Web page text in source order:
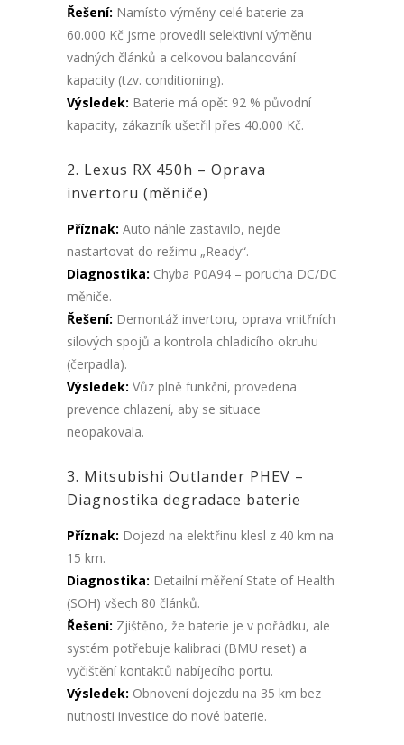
Řešení: Namísto výměny celé baterie za
60.000 Kč jsme provedli selektivní výměnu
vadných článků a celkovou balancování
kapacity (tzv. conditioning).
Výsledek: Baterie má opět 92 % původní
kapacity, zákazník ušetřil přes 40.000 Kč.
2. Lexus RX 450h – Oprava
invertoru (měniče)
Příznak: Auto náhle zastavilo, nejde
nastartovat do režimu „Ready“.
Diagnostika: Chyba P0A94 – porucha DC/DC
měniče.
Řešení: Demontáž invertoru, oprava vnitřních
silových spojů a kontrola chladicího okruhu
(čerpadla).
Výsledek: Vůz plně funkční, provedena
prevence chlazení, aby se situace
neopakovala.
3. Mitsubishi Outlander PHEV –
Diagnostika degradace baterie
Příznak: Dojezd na elektřinu klesl z 40 km na
15 km.
Diagnostika: Detailní měření State of Health
(SOH) všech 80 článků.
Řešení: Zjištěno, že baterie je v pořádku, ale
systém potřebuje kalibraci (BMU reset) a
vyčištění kontaktů nabíjecího portu.
Výsledek: Obnovení dojezdu na 35 km bez
nutnosti investice do nové baterie.